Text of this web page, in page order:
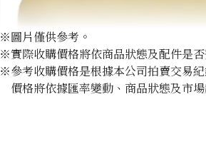
※圖片僅供參考。
※實際收購價格將依商品狀態及配件是
※參考收購價格是根據本公司拍賣交易
價格將依據匯率變動、商品狀態及市